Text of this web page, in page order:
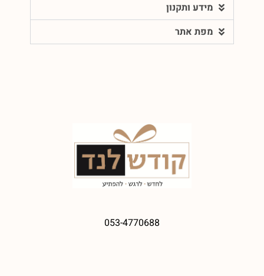
מידע ותקנון
מפת אתר
053-4770688